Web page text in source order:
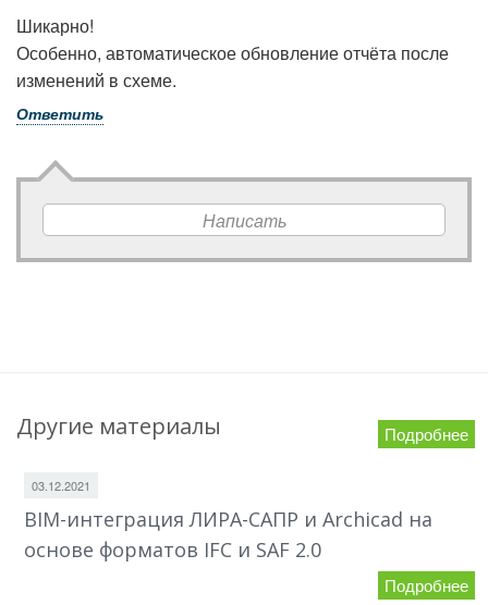
Шикарно!
Особенно, автоматическое обновление отчёта после
изменений в схеме.
Ответить
Написать
Другие материалы Подробнее
03.12.2021
BIM-интеграция ЛИРА-САПР и Archicad на
основе форматов IFC и SAF 2.0
Подробнее